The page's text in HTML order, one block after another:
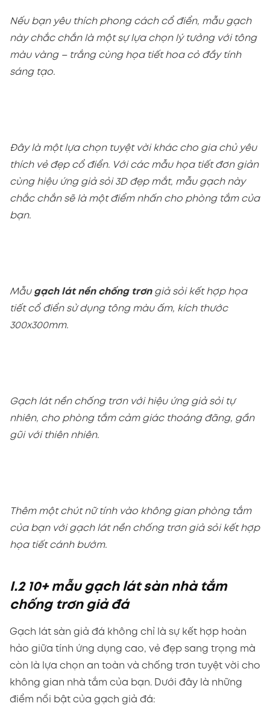
Nếu bạn yêu thích phong cách cổ điển, mẫu gạch
này chắc chắn là một sự lựa chọn lý tưởng với tông
màu vàng – trắng cùng họa tiết hoa cỏ đầy tính
sáng tạo.
Đây là một lựa chọn tuyệt vời khác cho gia chủ yêu
thích vẻ đẹp cổ điển. Với các mẫu họa tiết đơn giản
cùng hiệu ứng giả sỏi 3D đẹp mắt, mẫu gạch này
chắc chắn sẽ là một điểm nhấn cho phòng tắm của
bạn.
Mẫu gạch lát nền chống trơngiả sỏi kết hợp họa
tiết cổ điển sử dụng tông màu ấm, kích thước
300x300mm.
Gạch lát nền chống trơn với hiệu ứng giả sỏi tự
nhiên, cho phòng tắm cảm giác thoáng đãng, gần
gũi với thiên nhiên.
Thêm một chút nữ tính vào không gian phòng tắm
của bạn với gạch lát nền chống trơn giả sỏi kết hợp
họa tiết cánh bướm.
I.2 10+ mẫu gạch lát sàn nhà tắm
chống trơn giả đá
Gạch lát sàn giả đá không chỉ là sự kết hợp hoàn
hảo giữa tính ứng dụng cao, vẻ đẹp sang trọng mà
còn là lựa chọn an toàn và chống trơn tuyệt vời cho
không gian nhà tắm của bạn. Dưới đây là những
điểm nổi bật của gạch giả đá: